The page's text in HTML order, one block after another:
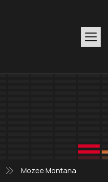
Mozee Montana